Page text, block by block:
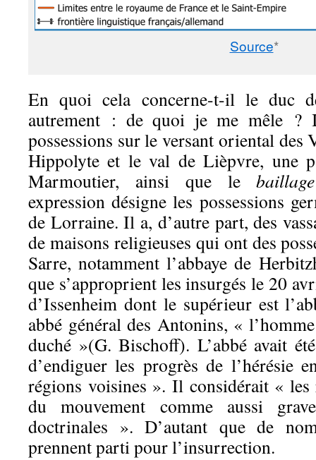
Source*
En quoi cela concerne-t-il le duc
autrement : de quoi je me mêle ?
possessions sur le versant oriental des
Hippolyte et le val de Lièpvre, une
Marmoutier, ainsi que leb
expression désigne les possessions
de Lorraine. Il a, d’autre part, des
de maisons religieuses qui ont des
Sarre, notamment l’abbaye de
que s’approprient les insurgés le 20
d’Issenheim dont le supérieur est
abbé général des Antonins, «
duché »(G. Bischoff). L’abbé avait
d’endiguer les progrès de l’hérésie
régions voisines ». Il considérait « les
du mouvement comme aussi
doctrinales ». D’autant que de
prennent parti pour l’insurrection.